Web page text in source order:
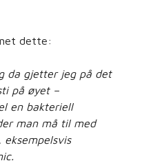
dette:
da gjetter jeg på det
på øyet –
en bakteriell
man må til med